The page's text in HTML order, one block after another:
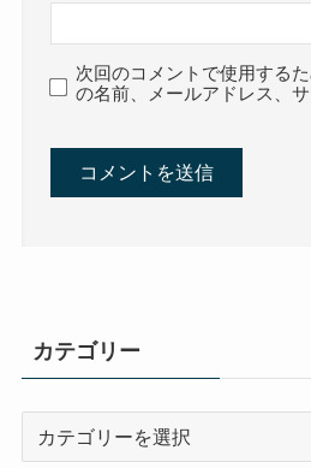
次回のコメントで使用する
の名前、メールアドレス、サ
カテゴリー